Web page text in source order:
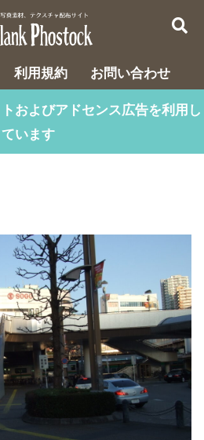
利用規約
お問い合わせ
およびアドセンス広告を利用し
ています